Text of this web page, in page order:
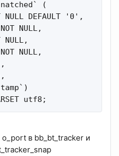
(
NULL DEFAULT '0',
NULL,
NULL,
NULL,
utf8;
в bb_bt_tracker и